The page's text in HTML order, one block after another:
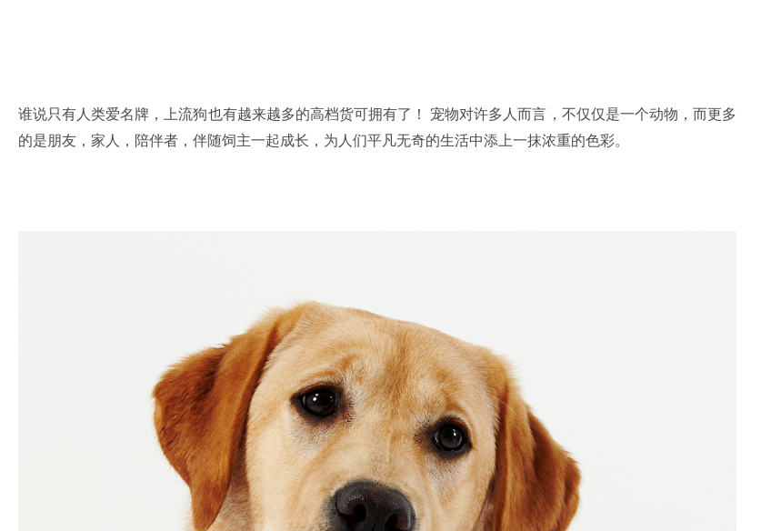
谁说只有人类爱名牌，上流狗也有越来越多的高档货可拥有了！ 宠物对许多人而言，不仅仅是一个动物，而更多
的是朋友，家人，陪伴者，伴随饲主一起成长，为人们平凡无奇的生活中添上一抹浓重的色彩。